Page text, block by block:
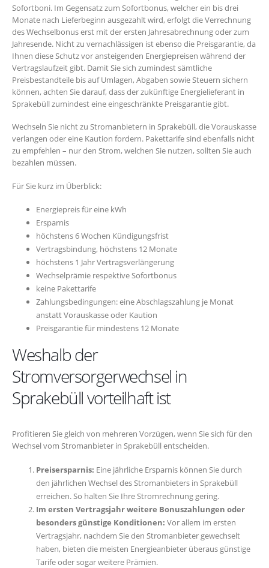
Sofortboni. Im Gegensatz zum Sofortbonus, welcher ein bis drei
Monate nach Lieferbeginn ausgezahlt wird, erfolgt die Verrechnung
des Wechselbonus erst mit der ersten Jahresabrechnung oder zum
Jahresende. Nicht zu vernachlässigen ist ebenso die Preisgarantie, da
Ihnen diese Schutz vor ansteigenden Energiepreisen während der
Vertragslaufzeit gibt. Damit Sie sich zumindest sämtliche
Preisbestandteile bis auf Umlagen, Abgaben sowie Steuern sichern
können, achten Sie darauf, dass der zukünftige Energielieferant in
Sprakebüll zumindest eine eingeschränkte Preisgarantie gibt.
Wechseln Sie nicht zu Stromanbietern in Sprakebüll, die Vorauskasse
verlangen oder eine Kaution fordern. Pakettarife sind ebenfalls nicht
zu empfehlen – nur den Strom, welchen Sie nutzen, sollten Sie auch
bezahlen müssen.
Für Sie kurz im Überblick:
Energiepreis für eine kWh
Ersparnis
höchstens 6 Wochen Kündigungsfrist
Vertragsbindung, höchstens 12 Monate
höchstens 1 Jahr Vertragsverlängerung
Wechselprämie respektive Sofortbonus
keine Pakettarife
Zahlungsbedingungen: eine Abschlagszahlung je Monat
anstatt Vorauskasse oder Kaution
Preisgarantie für mindestens 12 Monate
Weshalb der
Stromversorgerwechsel in
Sprakebüll vorteilhaft ist
Profitieren Sie gleich von mehreren Vorzügen, wenn Sie sich für den
Wechsel vom Stromanbieter in Sprakebüll entscheiden.
Preisersparnis: Eine jährliche Ersparnis können Sie durch
den jährlichen Wechsel des Stromanbieters in Sprakebüll
erreichen. So halten Sie Ihre Stromrechnung gering.
Im ersten Vertragsjahr weitere Bonuszahlungen oder
besonders günstige Konditionen: Vor allem im ersten
Vertragsjahr, nachdem Sie den Stromanbieter gewechselt
haben, bieten die meisten Energieanbieter überaus günstige
Tarife oder sogar weitere Prämien.